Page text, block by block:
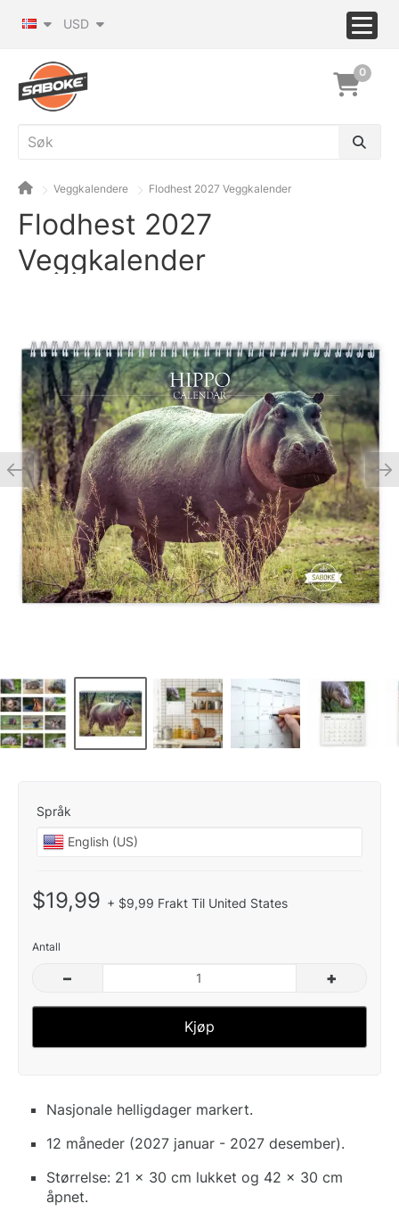
USD
0
Veggkalendere Flodhest 2027 Veggkalender
Flodhest 2027
Veggkalender
Språk
$19,99 + $9,99 Frakt Til United States
Antall
– +
Kjøp
Nasjonale helligdager markert.
12 måneder (2027 januar - 2027 desember).
Størrelse: 21 x 30 cm lukket og 42 x 30 cm
åpnet.